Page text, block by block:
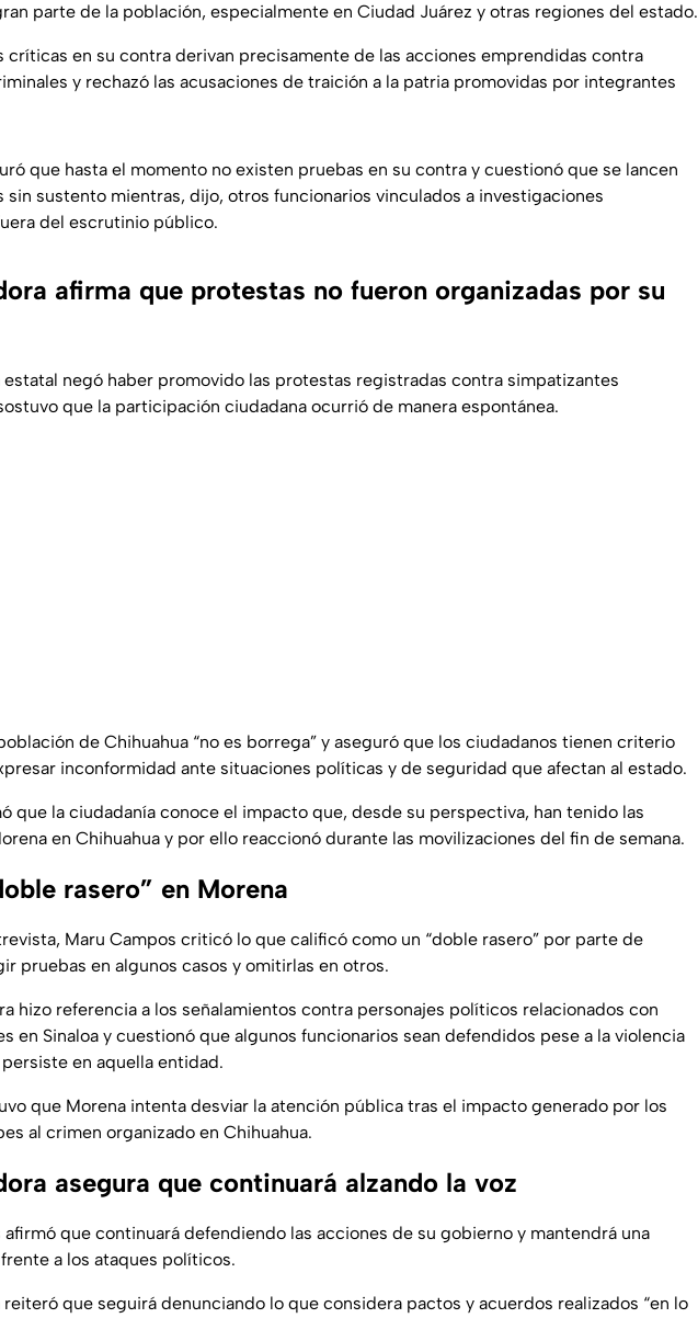
parte de la población, especialmente en Ciudad Juárez y otras regiones del estado.
críticas en su contra derivan precisamente de las acciones emprendidas contra
y rechazó las acusaciones de traición a la patria promovidas por integrantes
que hasta el momento no existen pruebas en su contra y cuestionó que se lancen
sin sustento mientras, dijo, otros funcionarios vinculados a investigaciones
del escrutinio público.
afirma que protestas no fueron organizadas por su
estatal negó haber promovido las protestas registradas contra simpatizantes
que la participación ciudadana ocurrió de manera espontánea.
de Chihuahua “no es borrega” y aseguró que los ciudadanos tienen criterio
inconformidad ante situaciones políticas y de seguridad que afectan al estado.
que la ciudadanía conoce el impacto que, desde su perspectiva, han tenido las
en Chihuahua y por ello reaccionó durante las movilizaciones del fin de semana.
rasero” en Morena
Maru Campos criticó lo que calificó como un “doble rasero” por parte de
pruebas en algunos casos y omitirlas en otros.
hizo referencia a los señalamientos contra personajes políticos relacionados con
en Sinaloa y cuestionó que algunos funcionarios sean defendidos pese a la violencia
en aquella entidad.
que Morena intenta desviar la atención pública tras el impacto generado por los
al crimen organizado en Chihuahua.
asegura que continuará alzando la voz
afirmó que continuará defendiendo las acciones de su gobierno y mantendrá una
a los ataques políticos.
reiteró que seguirá denunciando lo que considera pactos y acuerdos realizados “en lo